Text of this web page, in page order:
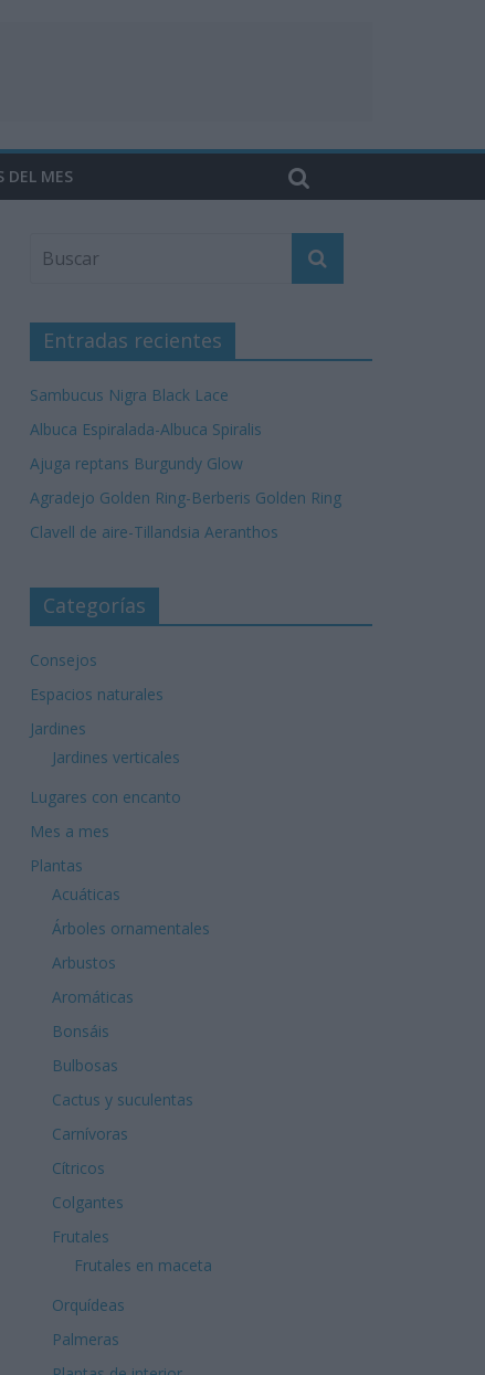
DEL MES
Entradas recientes
Sambucus Nigra Black Lace
Albuca Espiralada-Albuca Spiralis
Ajuga reptans Burgundy Glow
Agradejo Golden Ring-Berberis Golden Ring
Clavell de aire-Tillandsia Aeranthos
Categorías
Consejos
Espacios naturales
Jardines
Jardines verticales
Lugares con encanto
Mes a mes
Plantas
Acuáticas
Árboles ornamentales
Arbustos
Aromáticas
Bonsáis
Bulbosas
Cactus y suculentas
Carnívoras
Cítricos
Colgantes
Frutales
Frutales en maceta
Orquídeas
Palmeras